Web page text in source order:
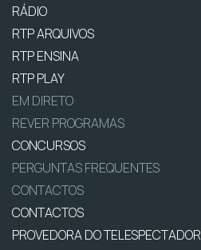
RÁDIO
RTP ARQUIVOS
RTP ENSINA
RTP PLAY
EM DIRETO
REVER PROGRAMAS
CONCURSOS
PERGUNTAS FREQUENTES
CONTACTOS
CONTACTOS
PROVEDORA DO TELESPECTADOR